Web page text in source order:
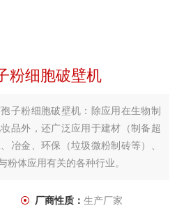
粉细胞破壁机
子粉细胞破壁机：除应用在生物制
品外，还广泛应用于建材（制备超
冶金、环保（垃圾微粉制砖等）、
粉体应用有关的各种行业。
厂商性质： 生产厂家